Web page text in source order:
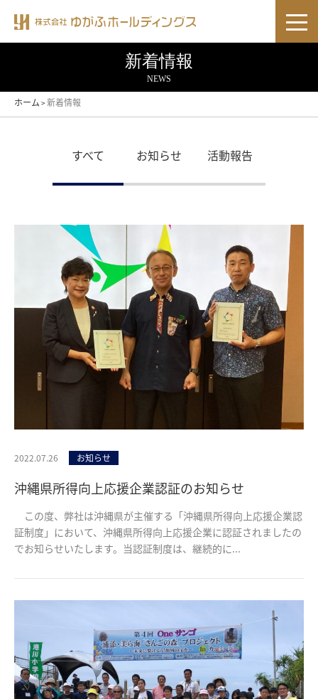
新着情報
NEWS
ホーム > 新着情報
すべて お知らせ 活動報告
2022.07.26 お知らせ
沖縄県所得向上応援企業認証のお知らせ
この度、弊社は沖縄県が主催する「沖縄県所得向上応援企業認
証制度」において、沖縄県所得向上応援企業に認証されましたの
でお知らせいたします。当認証制度は、継続的に...